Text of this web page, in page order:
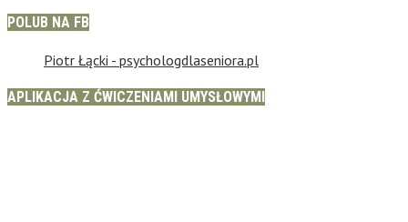
POLUB NA FB
Piotr Łącki - psychologdlaseniora.pl
APLIKACJA Z ĆWICZENIAMI UMYSŁOWYMI